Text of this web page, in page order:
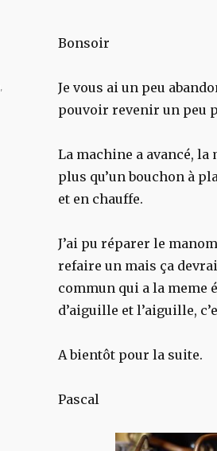
Bonsoir
Je vous ai un peu
pouvoir revenir un peu
La machine a avancé,
plus qu’un bouchon à
et en chauffe.
J’ai pu réparer le
refaire un mais ça
commun qui a la meme
d’aiguille et l’aiguille,
A bientôt pour la suite.
Pascal